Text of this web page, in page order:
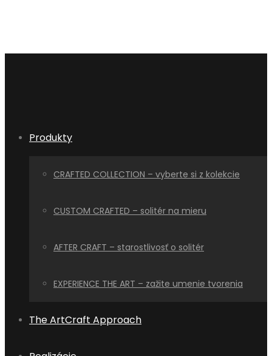
Produkty
CRAFTED COLLECTION – vyberte si z kolekcie
CUSTOM CRAFTED – solitér na mieru
AFTER CRAFT – starostlivosť o solitér
EXPERIENCE THE ART – zažite umenie tvorenia
The ArtCraft Approach